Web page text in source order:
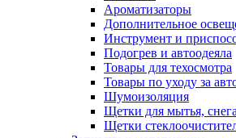
Ароматизаторы
Дополнительное
Инструмент и
Подогрев и автоодеяла
Товары для техосмотра
Товары по уходу за
Шумоизоляция
Щетки для мытья,
Щетки